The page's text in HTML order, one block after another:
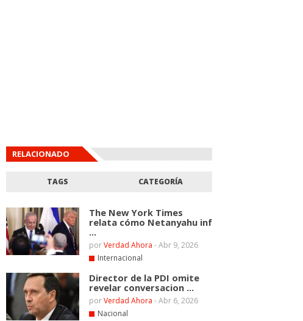
RELACIONADO
TAGS CATEGORÍA
The New York Times
relata cómo Netanyahu inf
...
porVerdad Ahora -Abr 9, 2026
Internacional
Director de la PDI omite
revelar conversacion ...
porVerdad Ahora -Abr 6, 2026
Nacional